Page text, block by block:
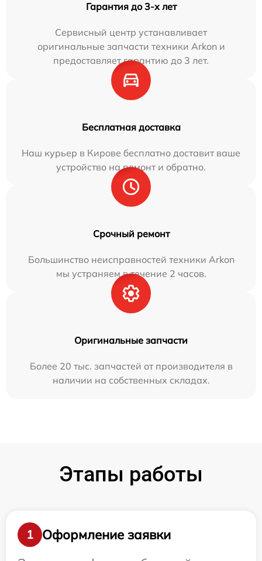
Гарантия до 3-х лет
Сервисный центр устанавливает
оригинальные запчасти техники Arkon и
предоставляет гарантию до 3 лет.
Бесплатная доставка
Наш курьер в Кирове бесплатно доставит ваше
устройство на ремонт и обратно.
Срочный ремонт
Большинство неисправностей техники Arkon
мы устраняем в течение 2 часов.
Оригинальные запчасти
Более 20 тыс. запчастей от производителя в
наличии на собственных складах.
Этапы работы
1
Оформление заявки